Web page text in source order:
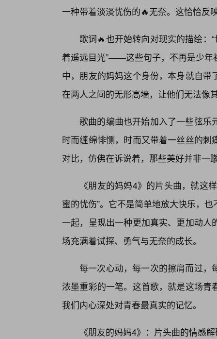
一种带着淡淡忧伤的🔥无奈。这恰恰反
歌词🔥也开始转向对现实的描绘：
着遥远目光”——这些句子，不再是少年
中，朋友的妈妈这个身份，本身就自
在两人之间的无形高墙，让他们无法像
歌曲的编曲也开始加入了一些弦乐
时而缠绵悱恻，时而又带着一丝丝的
对比，仿佛在诉说着，那些美好并非一
《朋友的妈妈4》的片头曲，就这
蜜的忧伤”。它不是简单地放大快乐，
一起，呈现出一种更加真实、更加动
场充满着试探、勇气与无奈的成长。
每一次心动，每一次的擦肩而过，
浓墨重彩的一笔。这首歌，就是这场
我们内心深处对青春最真实的记忆。
《朋友的妈妈4》：片头曲的情感